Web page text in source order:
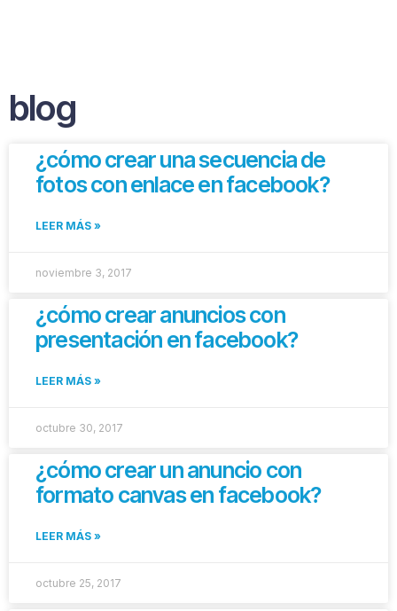
blog
¿cómo crear una secuencia de
fotos con enlace en facebook?
LEER MÁS »
noviembre 3, 2017
¿cómo crear anuncios con
presentación en facebook?
LEER MÁS »
octubre 30, 2017
¿cómo crear un anuncio con
formato canvas en facebook?
LEER MÁS »
octubre 25, 2017